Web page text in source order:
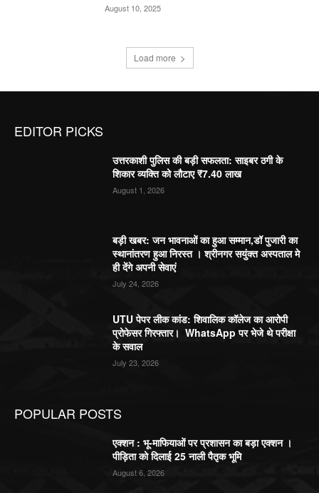
August 10, 2025
Load more
EDITOR PICKS
उत्तरकाशी पुलिस की बड़ी सफलता: साइबर ठगी के
शिकार व्यक्ति को लौटाए ₹7.40 लाख
August 1, 2026
बड़ी खबर: जन भावनाओं का हुआ सम्मान,डॉ पुजारी का
स्थानांतरण हुआ निरस्त । श्रीनगर सयुंक्त अस्पताल मे
ही देंगे अपनी सेवाएं
July 24, 2026
UTU पेपर लीक कांड: शिवालिक कॉलेज का आरोपी
प्रोफेसर गिरफ्तार। WhatsApp पर भेजे थे परीक्षा
के सवाल
July 23, 2026
POPULAR POSTS
एक्शन : भू-माफियाओं पर प्रशासन का बड़ा एक्शन ।
पीड़िता को दिलाई 25 नाली पैतृक भूमि
August 6, 2026